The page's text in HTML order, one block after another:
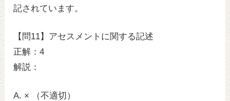
記されています。
【問11】アセスメントに関する記述
正解：4
解説：
A. × （不適切）